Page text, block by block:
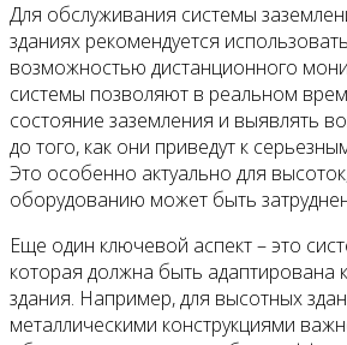
Для обслуживания системы
зданиях рекомендуется
возможностью дистанционного
системы позволяют в реальном
состояние заземления и выявлять
до того, как они приведут к
Это особенно актуально для
оборудованию может быть
Еще один ключевой аспект – это
которая должна быть адаптирована
здания. Например, для высотных
металлическими конструкциями